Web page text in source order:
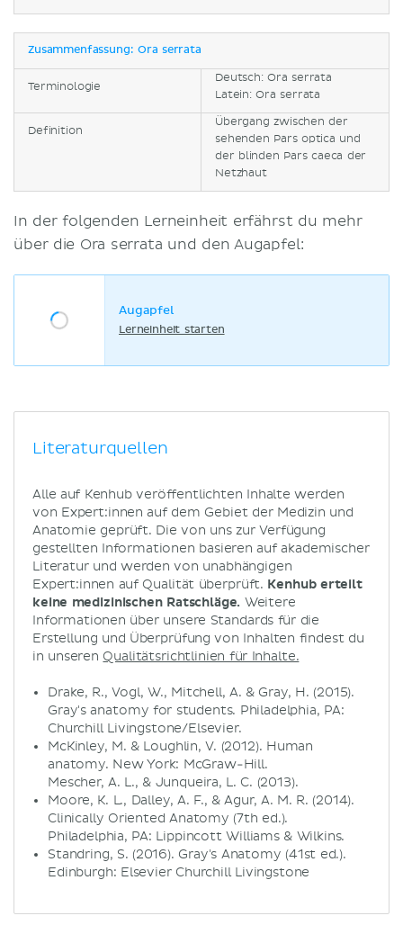
Zusammenfassung: Ora serrata
Terminologie
Deutsch: Ora serrata
Latein: Ora serrata
Definition
Übergang zwischen der
sehenden Pars optica und
der blinden Pars caeca der
Netzhaut
In der folgenden Lerneinheit erfährst du mehr
über die Ora serrata und den Augapfel:
Augapfel
Lerneinheit starten
Literaturquellen
Alle auf Kenhub veröffentlichten Inhalte werden
von Expert:innen auf dem Gebiet der Medizin und
Anatomie geprüft. Die von uns zur Verfügung
gestellten Informationen basieren auf akademischer
Literatur und werden von unabhängigen
Expert:innen auf Qualität überprüft. Kenhub erteilt
keine medizinischen Ratschläge. Weitere
Informationen über unsere Standards für die
Erstellung und Überprüfung von Inhalten findest du
in unseren Qualitätsrichtlinien für Inhalte.
Drake, R., Vogl, W., Mitchell, A. & Gray, H. (2015).
Gray's anatomy for students. Philadelphia, PA:
Churchill Livingstone/Elsevier.
McKinley, M. & Loughlin, V. (2012). Human
anatomy. New York: McGraw-Hill.
Mescher, A. L., & Junqueira, L. C. (2013).
Moore, K. L., Dalley, A. F., & Agur, A. M. R. (2014).
Clinically Oriented Anatomy (7th ed.).
Philadelphia, PA: Lippincott Williams & Wilkins.
Standring, S. (2016). Gray's Anatomy (41st ed.).
Edinburgh: Elsevier Churchill Livingstone